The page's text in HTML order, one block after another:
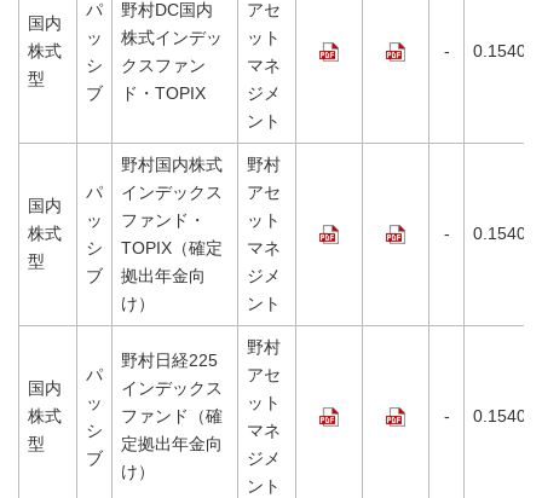
国内
株式
型
パ
ッ
シ
ブ
野村DC国内
株式インデッ
クスファン
ド・TOPIX
アセ
ット
マネ
ジメ
ント
- 0.1540%
国内
株式
型
パ
ッ
シ
ブ
野村国内株式
インデックス
ファンド・
TOPIX（確定
拠出年金向
け）
野村
アセ
ット
マネ
ジメ
ント
- 0.1540%
国内
株式
型
パ
ッ
シ
ブ
野村日経225
インデックス
ファンド（確
定拠出年金向
け）
野村
アセ
ット
マネ
ジメ
ント
- 0.1540%